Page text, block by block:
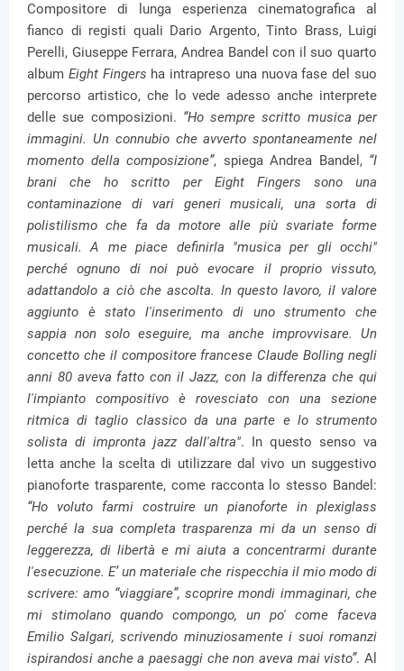
Compositore di lunga esperienza cinematografica al
fianco di registi quali Dario Argento, Tinto Brass, Luigi
Perelli, Giuseppe Ferrara, Andrea Bandel con il suo quarto
album Eight Fingers ha intrapreso una nuova fase del suo
percorso artistico, che lo vede adesso anche interprete
delle sue composizioni. “Ho sempre scritto musica per
immagini. Un connubio che avverto spontaneamente nel
momento della composizione”, spiega Andrea Bandel, “I
brani che ho scritto per Eight Fingers sono una
contaminazione di vari generi musicali, una sorta di
polistilismo che fa da motore alle più svariate forme
musicali. A me piace definirla "musica per gli occhi"
perché ognuno di noi può evocare il proprio vissuto,
adattandolo a ciò che ascolta. In questo lavoro, il valore
aggiunto è stato l'inserimento di uno strumento che
sappia non solo eseguire, ma anche improvvisare. Un
concetto che il compositore francese Claude Bolling negli
anni 80 aveva fatto con il Jazz, con la differenza che qui
l'impianto compositivo è rovesciato con una sezione
ritmica di taglio classico da una parte e lo strumento
solista di impronta jazz dall'altra". In questo senso va
letta anche la scelta di utilizzare dal vivo un suggestivo
pianoforte trasparente, come racconta lo stesso Bandel:
“Ho voluto farmi costruire un pianoforte in plexiglass
perché la sua completa trasparenza mi da un senso di
leggerezza, di libertà e mi aiuta a concentrarmi durante
l'esecuzione. E’ un materiale che rispecchia il mio modo di
scrivere: amo “viaggiare”, scoprire mondi immaginari, che
mi stimolano quando compongo, un po' come faceva
Emilio Salgari, scrivendo minuziosamente i suoi romanzi
ispirandosi anche a paesaggi che non aveva mai visto”. Al